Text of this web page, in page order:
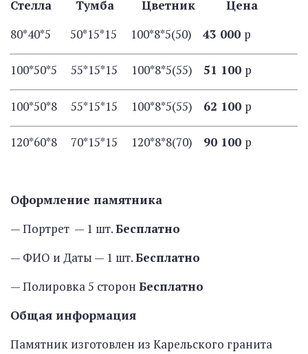
Стелла Тумба Цветник Цена
80*40*5 50*15*15 100*8*5(50) 43 000 р
100*50*5 55*15*15 100*8*5(55) 51 100 р
100*50*8 55*15*15 100*8*5(55) 62 100 р
120*60*8 70*15*15 120*8*8(70) 90 100 р
Оформление памятника
— Портрет — 1 шт.Бесплатно
— ФИО и Даты — 1 шт.Бесплатно
— Полировка 5 сторон Бесплатно
Общая информация
Памятник изготовлен из Карельского гранита